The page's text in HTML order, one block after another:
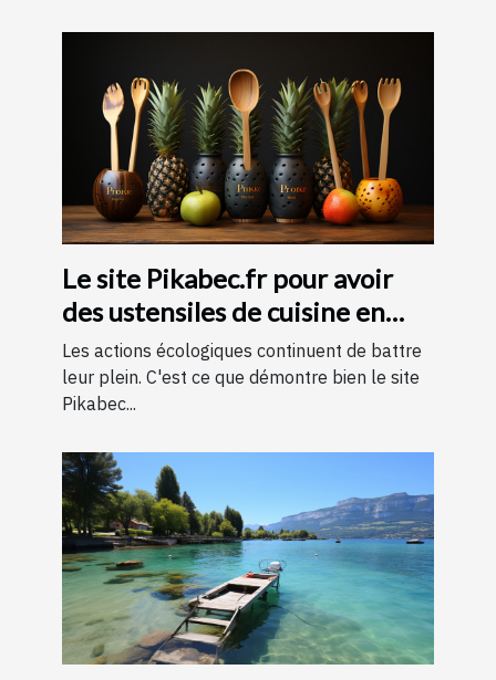
Le site Pikabec.fr pour avoir
des ustensiles de cuisine en
bois
Les actions écologiques continuent de battre
leur plein. C'est ce que démontre bien le site
Pikabec...